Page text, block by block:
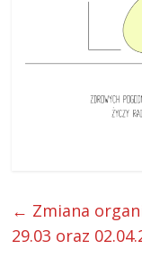
← Zmiana
29.03 oraz